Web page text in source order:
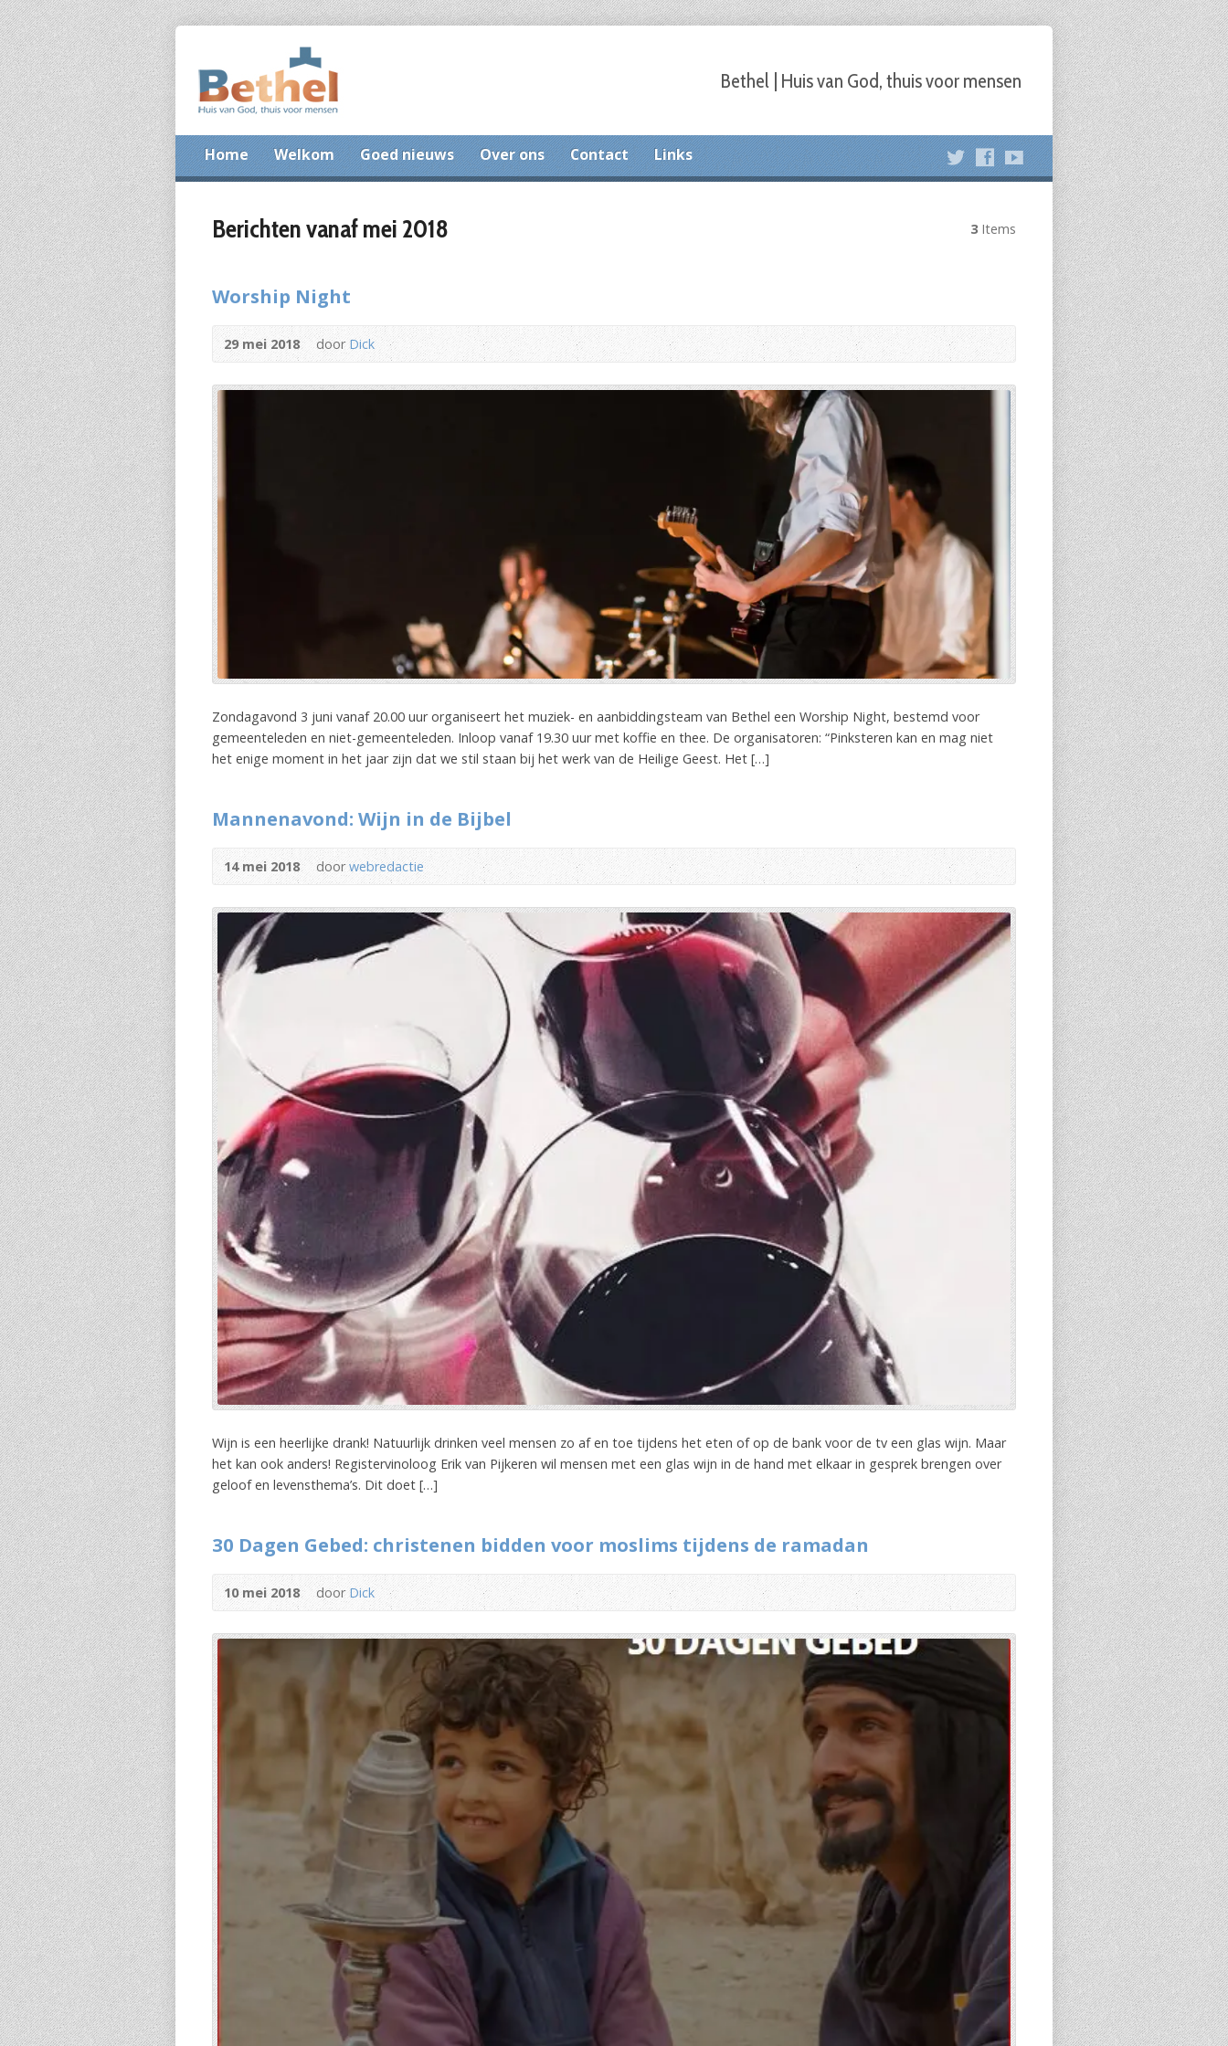
Bethel | Huis van God, thuis voor mensen
Home Welkom Goed nieuws Over ons Contact Links
Berichten vanaf mei 2018 3 Items
Worship Night
29 mei 2018 doorDick
Zondagavond 3 juni vanaf 20.00 uur organiseert het muziek- en aanbiddingsteam van Bethel een Worship Night, bestemd voor
gemeenteleden en niet-gemeenteleden. Inloop vanaf 19.30 uur met koffie en thee. De organisatoren: “Pinksteren kan en mag niet
het enige moment in het jaar zijn dat we stil staan bij het werk van de Heilige Geest. Het […]
Mannenavond: Wijn in de Bijbel
14 mei 2018 doorwebredactie
Wijn is een heerlijke drank! Natuurlijk drinken veel mensen zo af en toe tijdens het eten of op de bank voor de tv een glas wijn. Maar
het kan ook anders! Registervinoloog Erik van Pijkeren wil mensen met een glas wijn in de hand met elkaar in gesprek brengen over
geloof en levensthema’s. Dit doet […]
30 Dagen Gebed: christenen bidden voor moslims tijdens de ramadan
10 mei 2018 doorDick